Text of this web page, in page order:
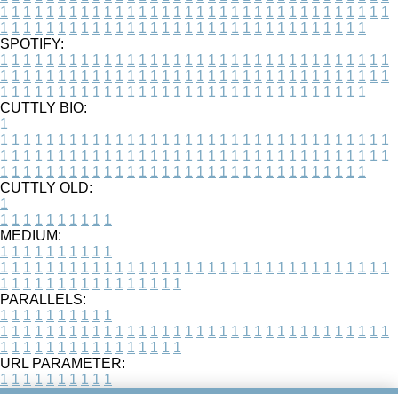
1 1 1 1 1 1 1 1 1 1 1 1 1 1 1 1 1 1 1 1 1 1 1 1 1 1 1 1 1 1 1 1 1 1
1 1 1 1 1 1 1 1 1 1 1 1 1 1 1 1 1 1 1 1 1 1 1 1 1 1 1 1 1 1 1 1
SPOTIFY:
1 1 1 1 1 1 1 1 1 1 1 1 1 1 1 1 1 1 1 1 1 1 1 1 1 1 1 1 1 1 1 1 1 1
1 1 1 1 1 1 1 1 1 1 1 1 1 1 1 1 1 1 1 1 1 1 1 1 1 1 1 1 1 1 1 1 1 1
1 1 1 1 1 1 1 1 1 1 1 1 1 1 1 1 1 1 1 1 1 1 1 1 1 1 1 1 1 1 1 1
CUTTLY BIO:
1
1 1 1 1 1 1 1 1 1 1 1 1 1 1 1 1 1 1 1 1 1 1 1 1 1 1 1 1 1 1 1 1 1 1
1 1 1 1 1 1 1 1 1 1 1 1 1 1 1 1 1 1 1 1 1 1 1 1 1 1 1 1 1 1 1 1 1 1
1 1 1 1 1 1 1 1 1 1 1 1 1 1 1 1 1 1 1 1 1 1 1 1 1 1 1 1 1 1 1 1
CUTTLY OLD:
1
1 1 1 1 1 1 1 1 1 1
MEDIUM:
1 1 1 1 1 1 1 1 1 1
1 1 1 1 1 1 1 1 1 1 1 1 1 1 1 1 1 1 1 1 1 1 1 1 1 1 1 1 1 1 1 1 1 1
1 1 1 1 1 1 1 1 1 1 1 1 1 1 1 1
PARALLELS:
1 1 1 1 1 1 1 1 1 1
1 1 1 1 1 1 1 1 1 1 1 1 1 1 1 1 1 1 1 1 1 1 1 1 1 1 1 1 1 1 1 1 1 1
1 1 1 1 1 1 1 1 1 1 1 1 1 1 1 1
URL PARAMETER:
1 1 1 1 1 1 1 1 1 1